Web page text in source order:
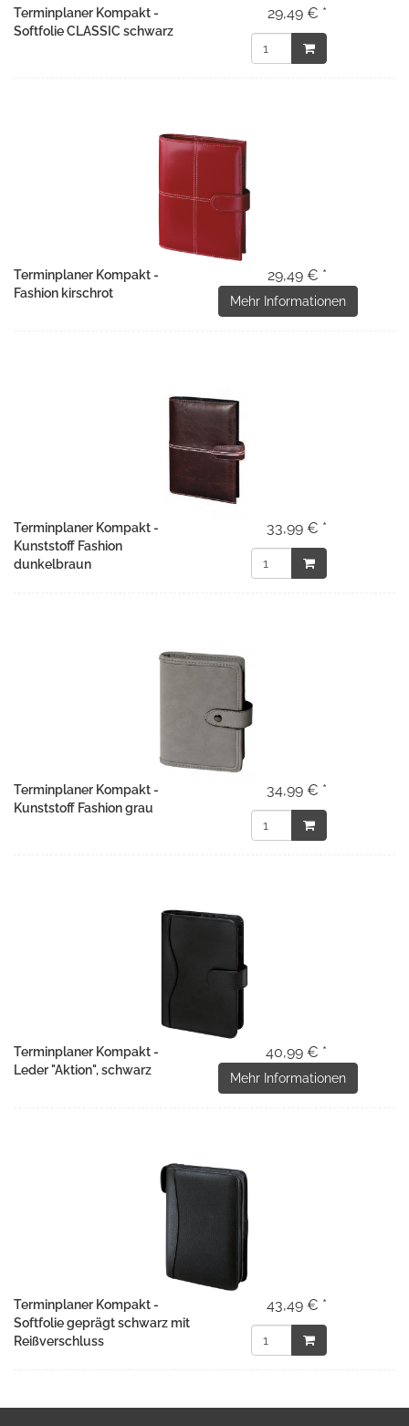
Terminplaner Kompakt -
Softfolie CLASSIC schwarz
29,49 € *
Terminplaner Kompakt -
Fashion kirschrot
29,49 € *
Mehr Informationen
Terminplaner Kompakt -
Kunststoff Fashion
dunkelbraun
33,99 € *
Terminplaner Kompakt -
Kunststoff Fashion grau
34,99 € *
Terminplaner Kompakt -
Leder "Aktion", schwarz
40,99 € *
Mehr Informationen
Terminplaner Kompakt -
Softfolie geprägt schwarz mit
Reißverschluss
43,49 € *